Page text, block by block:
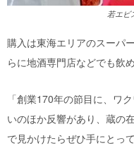
若エビ
購入は東海エリアのスーパ
らに地酒専門店などでも飲
「創業170年の節目に、ワ
いのほか反響があり、蔵の
で見かけたらぜひ手にとっ